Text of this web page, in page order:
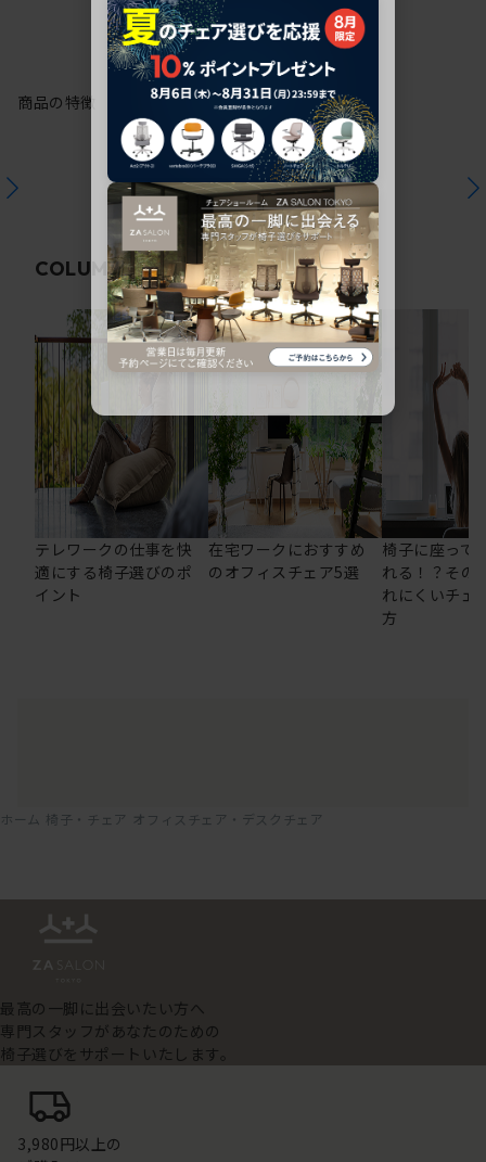
商品の特徴
COLUMN関連コラム
テレワークの仕事を快
適にする椅子選びのポ
イント
在宅ワークにおすすめ
のオフィスチェア5選
椅子に座って
れる！？その
れにくいチェ
方
ホーム 椅子・チェア オフィスチェア・デスクチェア
最高の一脚に出会いたい方へ
専門スタッフがあなたのための
椅子選びをサポートいたします。
3,980円以上の